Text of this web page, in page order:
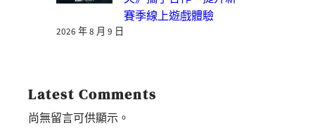
賽季線上遊戲體驗
2026 年 8 月 9 日
Latest Comments
尚無留言可供顯示。